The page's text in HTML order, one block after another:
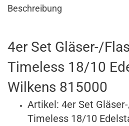
Beschreibung
4er Set Gläser-/
Timeless 18/10
Wilkens 815000
Artikel: 4er Set
Timeless 18/10